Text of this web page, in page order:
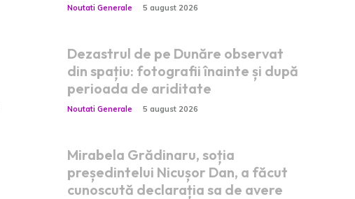
Noutati Generale 5 august 2026
Dezastrul de pe Dunăre observat
din spațiu: fotografii înainte și după
perioada de ariditate
Noutati Generale 5 august 2026
Mirabela Grădinaru, soția
președintelui Nicușor Dan, a făcut
cunoscută declarația sa de avere